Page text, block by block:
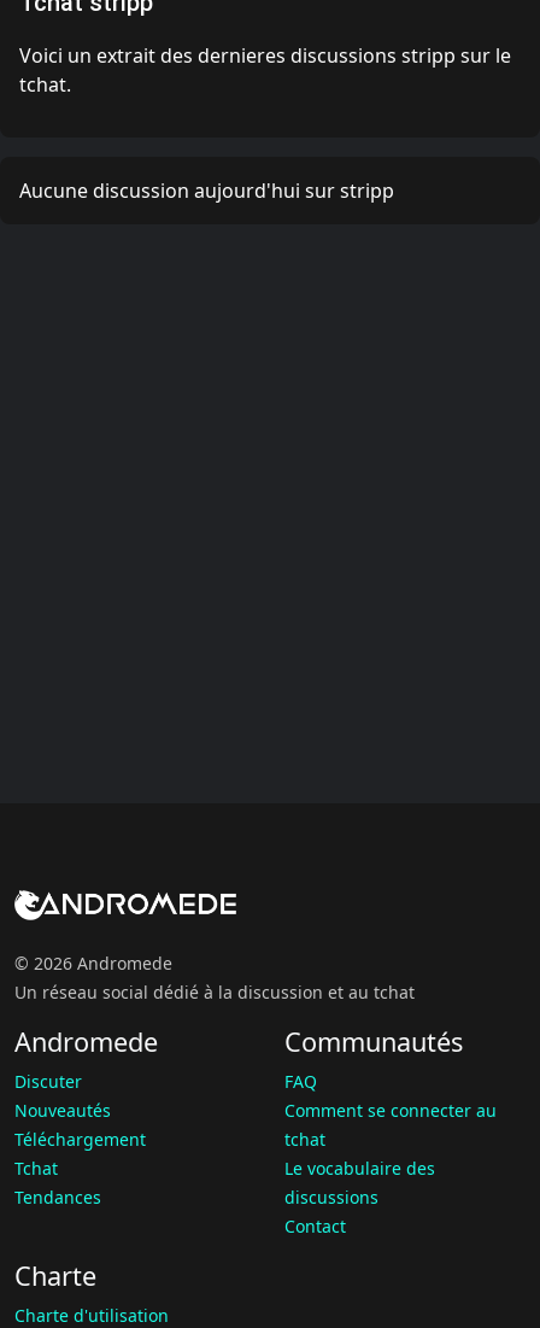
Voici un extrait des dernieres discussions stripp sur le
tchat.
Aucune discussion aujourd'hui sur stripp
© 2026 Andromede
Un réseau social dédié à la discussion et au tchat
Andromede
Discuter
Nouveautés
Téléchargement
Tchat
Tendances
Communautés
FAQ
Comment se connecter au
tchat
Le vocabulaire des
discussions
Contact
Charte
Charte d'utilisation